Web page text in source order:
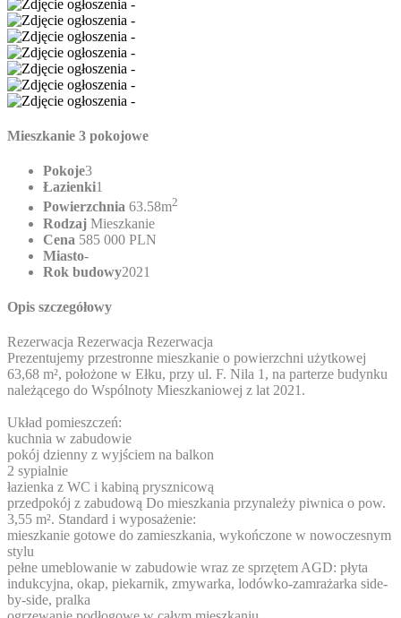
Mieszkanie 3 pokojowe
Pokoje3
Łazienki1
Powierzchnia 63.58m2
Rodzaj Mieszkanie
Cena 585 000 PLN
Miasto-
Rok budowy2021
Opis szczegółowy
Rezerwacja Rezerwacja Rezerwacja
Prezentujemy przestronne mieszkanie o powierzchni użytkowej
63,68 m², położone w Ełku, przy ul. F. Nila 1, na parterze budynku
należącego do Wspólnoty Mieszkaniowej z lat 2021.
Układ pomieszczeń:
kuchnia w zabudowie
pokój dzienny z wyjściem na balkon
2 sypialnie
łazienka z WC i kabiną prysznicową
przedpokój z zabudową Do mieszkania przynależy piwnica o pow.
3,55 m². Standard i wyposażenie:
mieszkanie gotowe do zamieszkania, wykończone w nowoczesnym
stylu
pełne umeblowanie w zabudowie wraz ze sprzętem AGD: płyta
indukcyjna, okap, piekarnik, zmywarka, lodówko-zamrażarka side-
by-side, pralka